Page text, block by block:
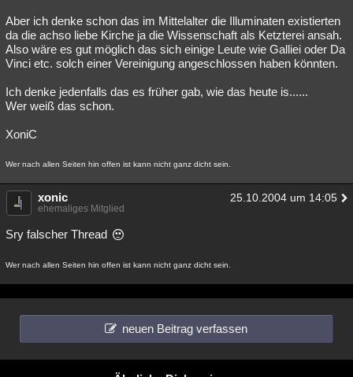
Aber ich denke schon das im Mittelalter die Illuminaten existierten
da die achso liebe Kirche ja die Wissenschaft als Ketzterei ansah.
Also wäre es gut möglich das sich einige Leute wie Galliei oder Da
Vinci etc. solch einer Vereinigung angeschlossen haben könnten.
Ich denke jedenfalls das es früher gab, wie das heute is......
Wer weiß das schon.
XoniC
Wer nach allen Seiten hin offen ist kann nicht ganz dicht sein.
xonic 25.10.2004 um 14:05
ehemaliges Mitglied
Sry falscher Thread
Wer nach allen Seiten hin offen ist kann nicht ganz dicht sein.
neuen Beitrag verfassen